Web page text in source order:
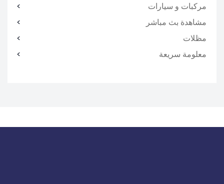
مركبات و سيارات
مشاهدة بث مباشر
مظلات
معلومة سريعة